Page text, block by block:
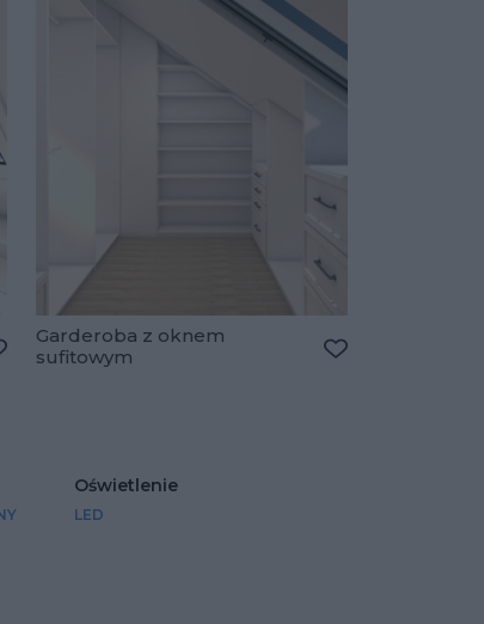
Dodaj do ulubionych
Garderoba z oknem
sufitowym
Oświetlenie
LED